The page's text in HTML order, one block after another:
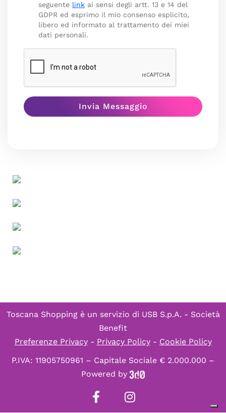
seguente link ai sensi degli artt. 13 e 14 del
GDPR ed esprimo il mio consenso esplicito,
libero ed informato al trattamento dei miei
dati personali.
Toscana Shopping è un servizio di USB S.p.A. - Società
Benefit
Preferenze Privacy- Privacy Policy- Cookie Policy
P.IVA: 11905750961 – Capitale Sociale € 2.000.000 –
Powered by